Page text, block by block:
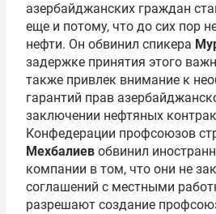
азербайджанских граждан
еще и потому, что до сих пор
нефти. Он обвинил спикера
задержке принятия этого
также привлек внимание к
гарантий прав
заключении нефтяных
Конфедерации профсоюзов
Мехбалиев обвинил
компании в том, что они не
соглашений с местными
разрешают создание